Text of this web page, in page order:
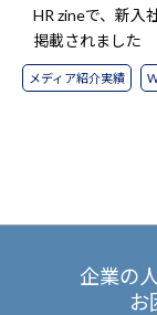
HR zineで、新入
掲載されました
メディア紹介実績
企業の
お